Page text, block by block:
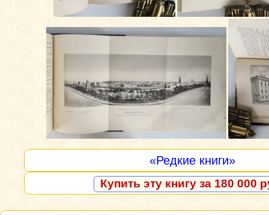
«Редкие книги»
Купить эту книгу за 180 000